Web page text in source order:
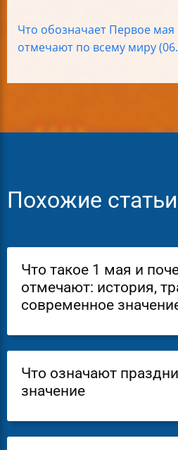
Что обозначает Первое мая
отмечают по всему миру
Похожие статьи
Что такое 1 мая и
отмечают: история,
современное
Что означают
значение